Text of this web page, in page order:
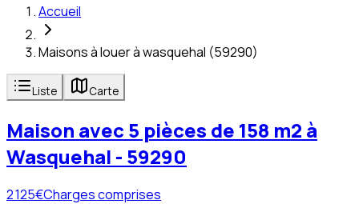
Accueil
Maisons à louer à wasquehal (59290)
Liste Carte
Maison avec 5 pièces de 158 m2 à
Wasquehal - 59290
2 125€Charges comprises